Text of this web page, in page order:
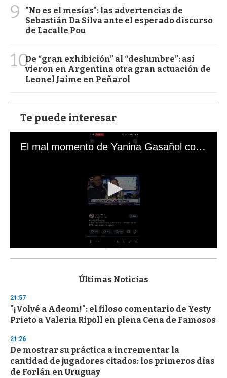
9
"No es el mesías": las advertencias de
Sebastián Da Silva ante el esperado discurso
de Lacalle Pou
10De “gran exhibición” al “deslumbre”: así
vieron en Argentina otra gran actuación de
Leonel Jaime en Peñarol
Te puede interesar
El mal momento de Yanina Gasañol con un hincha argentino en "Subrayado"
s
d
s
o
f
3
s
c
o
Últimas Noticias
21:57
"¡Volvé a Adeom!": el filoso comentario de Yesty
Prieto a Valeria Ripoll en plena Cena de Famosos
21:26
De mostrar su práctica a incrementar la
cantidad de jugadores citados: los primeros días
de Forlán en Uruguay